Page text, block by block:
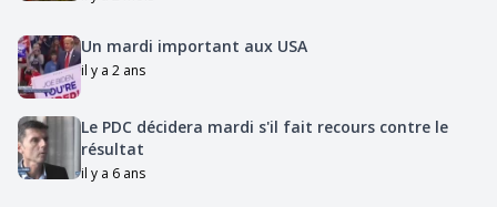
Un mardi important aux USA
il y a 2 ans
Le PDC décidera mardi s'il fait recours contre le
résultat
il y a 6 ans